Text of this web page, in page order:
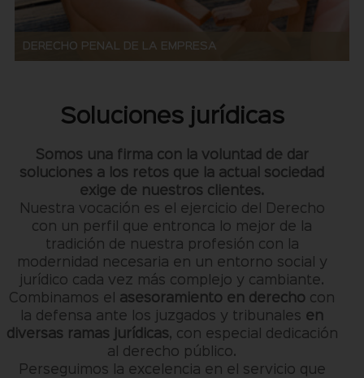
DERECHO PENAL DE LA EMPRESA
Soluciones jurídicas
Somos una firma con la voluntad de dar
soluciones a los retos que la actual sociedad
exige de nuestros clientes.
Nuestra vocación es el ejercicio del Derecho
con un perfil que entronca lo mejor de la
tradición de nuestra profesión con la
modernidad necesaria en un entorno social y
jurídico cada vez más complejo y cambiante.
Combinamos el asesoramiento en derecho con
la defensa ante los juzgados y tribunales en
diversas ramas jurídicas, con especial dedicación
al derecho público.
Perseguimos la excelencia en el servicio que